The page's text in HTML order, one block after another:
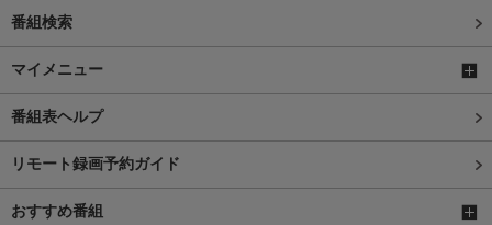
番組検索
マイメニュー
番組表ヘルプ
リモート録画予約ガイド
おすすめ番組